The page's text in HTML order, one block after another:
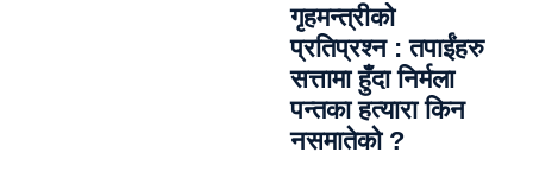
गृहमन्त्रीको
प्रतिप्रश्न : तपाईंहरु
सत्तामा हुँदा निर्मला
पन्तका हत्यारा किन
नसमातेको ?